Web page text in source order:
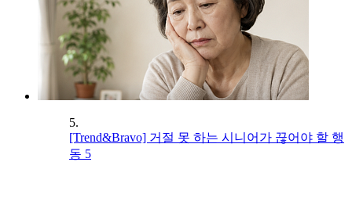
5.
[Trend&Bravo] 거절 못 하는 시니어가 끊어야 할 행
동 5